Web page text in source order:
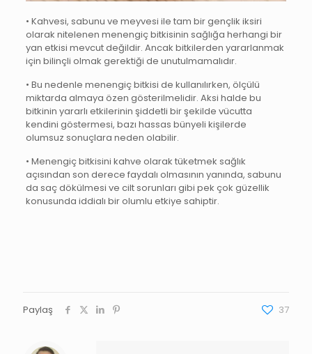
• Kahvesi, sabunu ve meyvesi ile tam bir gençlik iksiri
olarak nitelenen menengiç bitkisinin sağlığa herhangi bir
yan etkisi mevcut değildir. Ancak bitkilerden yararlanmak
için bilinçli olmak gerektiği de unutulmamalıdır.
• Bu nedenle menengiç bitkisi de kullanılırken, ölçülü
miktarda almaya özen gösterilmelidir. Aksi halde bu
bitkinin yararlı etkilerinin şiddetli bir şekilde vücutta
kendini göstermesi, bazı hassas bünyeli kişilerde
olumsuz sonuçlara neden olabilir.
• Menengiç bitkisini kahve olarak tüketmek sağlık
açısından son derece faydalı olmasının yanında, sabunu
da saç dökülmesi ve cilt sorunları gibi pek çok güzellik
konusunda iddialı bir olumlu etkiye sahiptir.
Paylaş 37